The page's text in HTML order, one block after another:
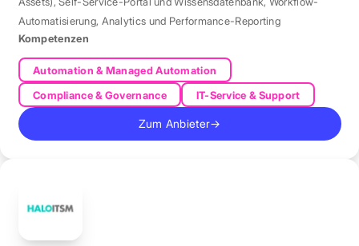
Automatisierung, Analytics und Performance-Reporting
Kompetenzen
Automation & Managed Automation
Compliance & Governance
IT-Service & Support
Zum Anbieter→